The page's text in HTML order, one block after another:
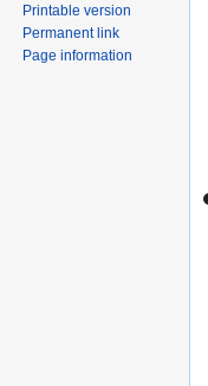
Printable version
Permanent link
Page information